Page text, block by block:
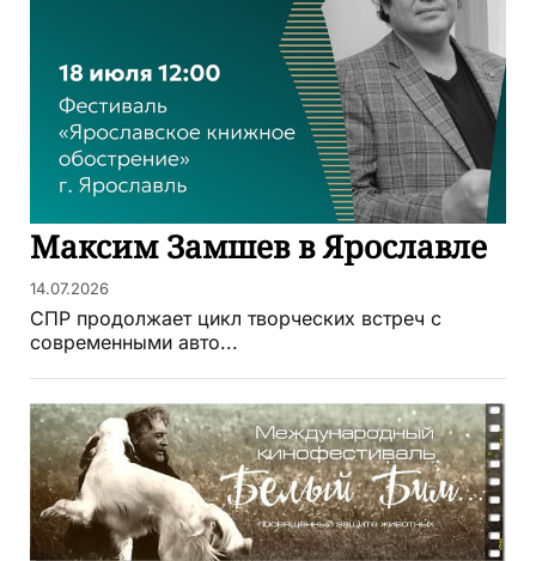
Максим Замшев в Ярославле
14.07.2026
СПР продолжает цикл творческих встреч с
современными авто...